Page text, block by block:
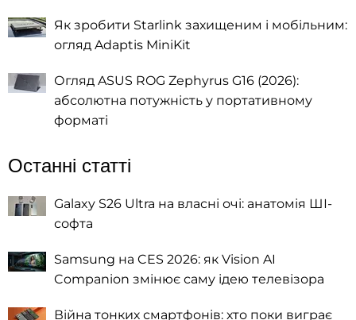
Як зробити Starlink захищеним і мобільним:
огляд Adaptis MiniKit
Огляд ASUS ROG Zephyrus G16 (2026):
абсолютна потужність у портативному
форматі
Останні статті
Galaxy S26 Ultra на власні очі: анатомія ШІ-
софта
Samsung на CES 2026: як Vision AI
Companion змінює саму ідею телевізора
Війна тонких смартфонів: хто поки виграє